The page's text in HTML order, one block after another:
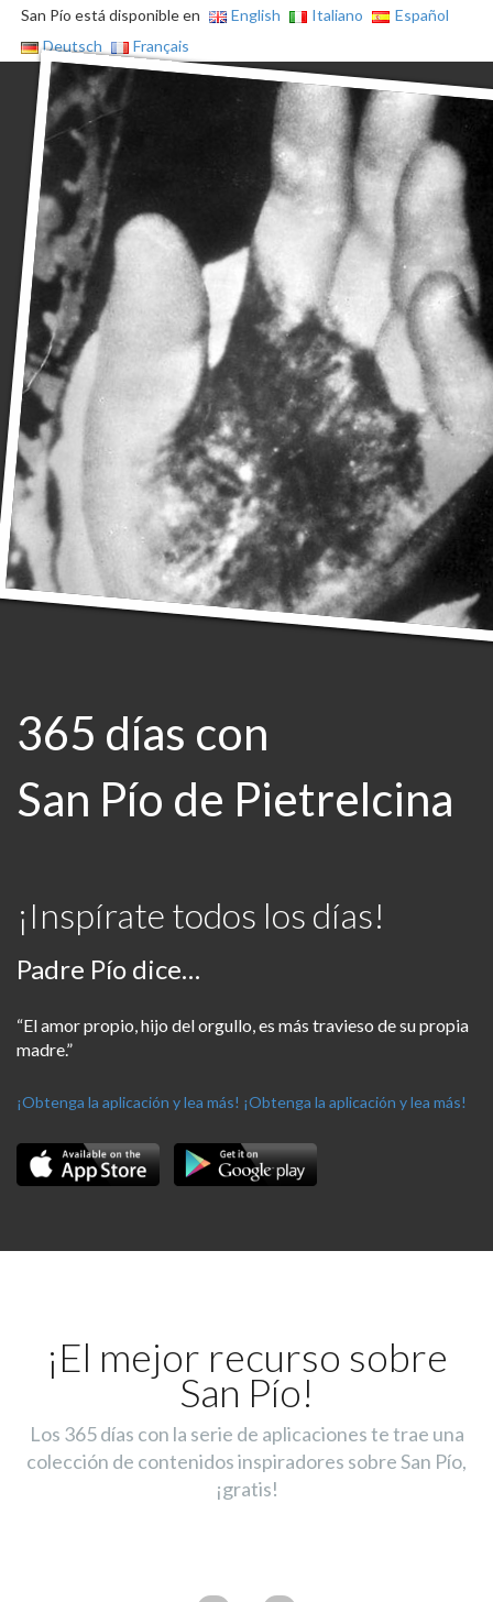
San Pío está disponible en English Italiano
Español
Deutsch
Français
365 días con
San Pío de Pietrelcina
¡Inspírate todos los días!
Padre Pío dice…
“El amor propio, hijo del orgullo, es más travieso de su propia
madre.”
¡Obtenga la aplicación y lea más! ¡Obtenga la aplicación y lea más!
¡El mejor recurso sobre
San Pío!
Los 365 días con la serie de aplicaciones te trae una
colección de contenidos inspiradores sobre San Pío,
¡gratis!